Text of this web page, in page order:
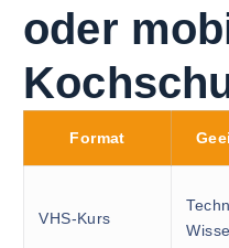
oder
Format
VHS-Kurs